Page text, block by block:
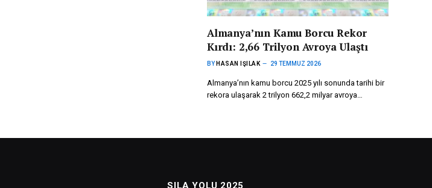
Almanya’nın Kamu Borcu Rekor
Kırdı: 2,66 Trilyon Avroya Ulaştı
BY HASAN IŞILAK 29 TEMMUZ 2026
Almanya’nın kamu borcu 2025 yılı sonunda tarihi bir
rekora ulaşarak 2 trilyon 662,2 milyar avroya…
SILA YOLU 2025